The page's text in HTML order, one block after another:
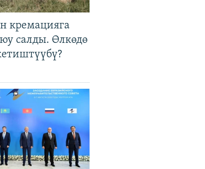
кремацияга
салды. Өлкөдө